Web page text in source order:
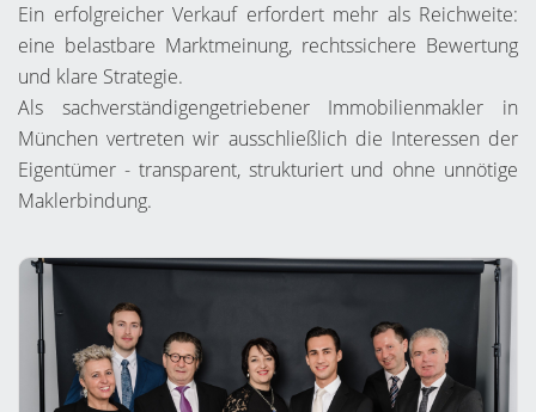
Ein erfolgreicher Verkauf erfordert mehr als Reichweite:
eine belastbare Marktmeinung, rechtssichere Bewertung
und klare Strategie.
Als sachverständigengetriebener Immobilienmakler in
München vertreten wir ausschließlich die Interessen der
Eigentümer - transparent, strukturiert und ohne unnötige
Maklerbindung.